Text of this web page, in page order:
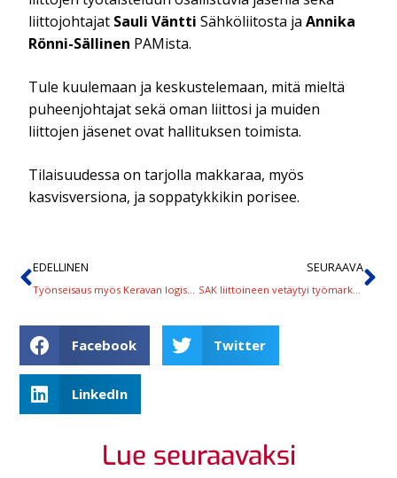
liittojohtajat Sauli Väntti Sähköliitosta jaAnnika
Rönni-Sällinen PAMista.
Tule kuulemaan ja keskustelemaan, mitä mieltä
puheenjohtajat sekä oman liittosi ja muiden
liittojen jäsenet ovat hallituksen toimista.
Tilaisuudessa on tarjolla makkaraa, myös
kasvisversiona, ja soppatykkikin porisee.
EDELLINEN
Työnseisaus myös Keravan logistiikkakeskuksessa torstaina
SEURAAVA
SAK liittoineen vetäytyi työmarkkinamallikeskusteluista, lakot toteutuvat torstaina
Facebook Twitter
LinkedIn
Lue seuraavaksi